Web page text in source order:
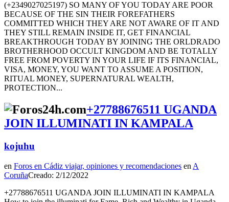
(+2349027025197) SO MANY OF YOU TODAY ARE POOR
BECAUSE OF THE SIN THEIR FOREFATHERS
COMMITTED WHICH THEY ARE NOT AWARE OF IT AND
THEY STILL REMAIN INSIDE IT, GET FINANCIAL
BREAKTHROUGH TODAY BY JOINING THE ORLDRADO
BROTHERHOOD OCCULT KINGDOM AND BE TOTALLY
FREE FROM POVERTY IN YOUR LIFE IF ITS FINANCIAL,
VISA, MONEY, YOU WANT TO ASSUME A POSITION,
RITUAL MONEY, SUPERNATURAL WEALTH,
PROTECTION...
+27788676511 UGANDA
JOIN ILLUMINATI IN KAMPALA
kojuhu
en Foros en Cádiz viajar, opiniones y recomendaciones en A
CoruñaCreado: 2/12/2022
+27788676511 UGANDA JOIN ILLUMINATI IN KAMPALA